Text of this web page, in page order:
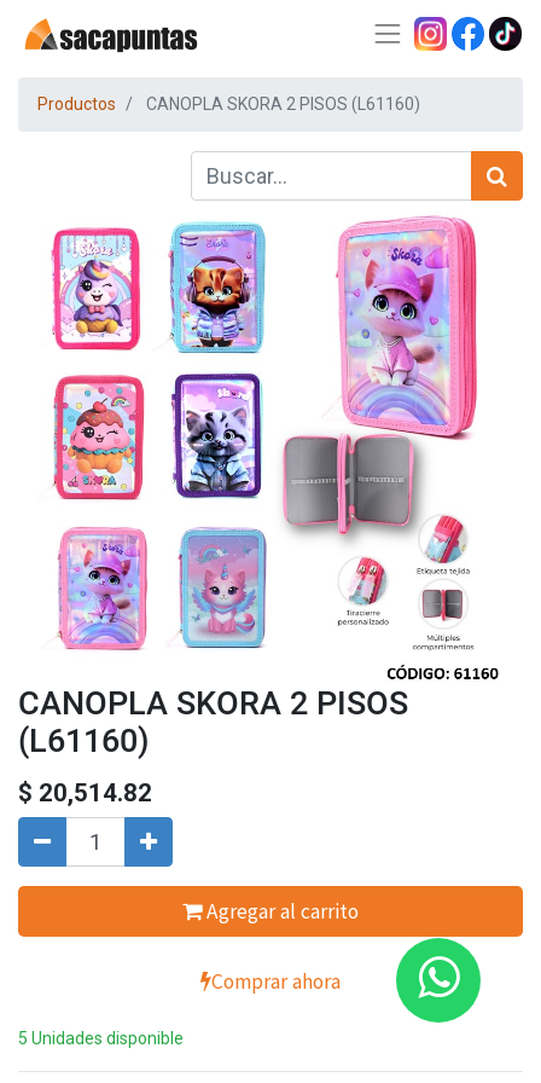
Productos CANOPLA SKORA 2 PISOS (L61160)
CANOPLA SKORA 2 PISOS
(L61160)
$ 20,514.82
Agregar al carrito
Comprar ahora
5 Unidades disponible